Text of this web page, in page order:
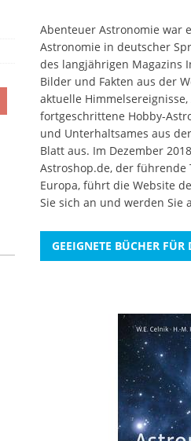
Abenteuer Astronomie war
Astronomie in deutscher
des langjährigen Magazins
Bilder und Fakten aus der
aktuelle
fortgeschrittene Hobby-
und Unterhaltsames aus
Blatt aus. Im Dezember
Astroshop.de, der führende
Europa, führt die Website
Sie sich an und werden Sie
GEEIGNETE BÜCHER FÜR